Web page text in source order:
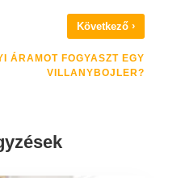
Következő›
ÁRAMOT FOGYASZT EGY
VILLANYBOJLER?